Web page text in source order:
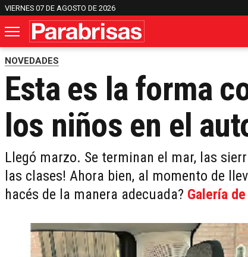
VIERNES 07 DE AGOSTO DE 2026
NOVEDADES
Esta es la forma
los niños en el
Llegó marzo. Se terminan el mar, las
las clases! Ahora bien, al momento de
hacés de la manera adecuada? Galería